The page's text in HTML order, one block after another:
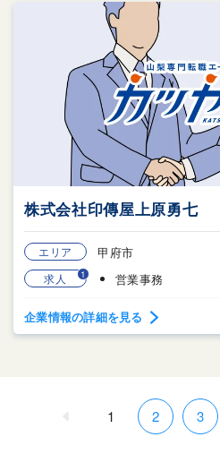
株式会社印傳屋上原勇七
エリア 甲府市
求人 1 営業事務
企業情報の詳細を見る
1 2 3